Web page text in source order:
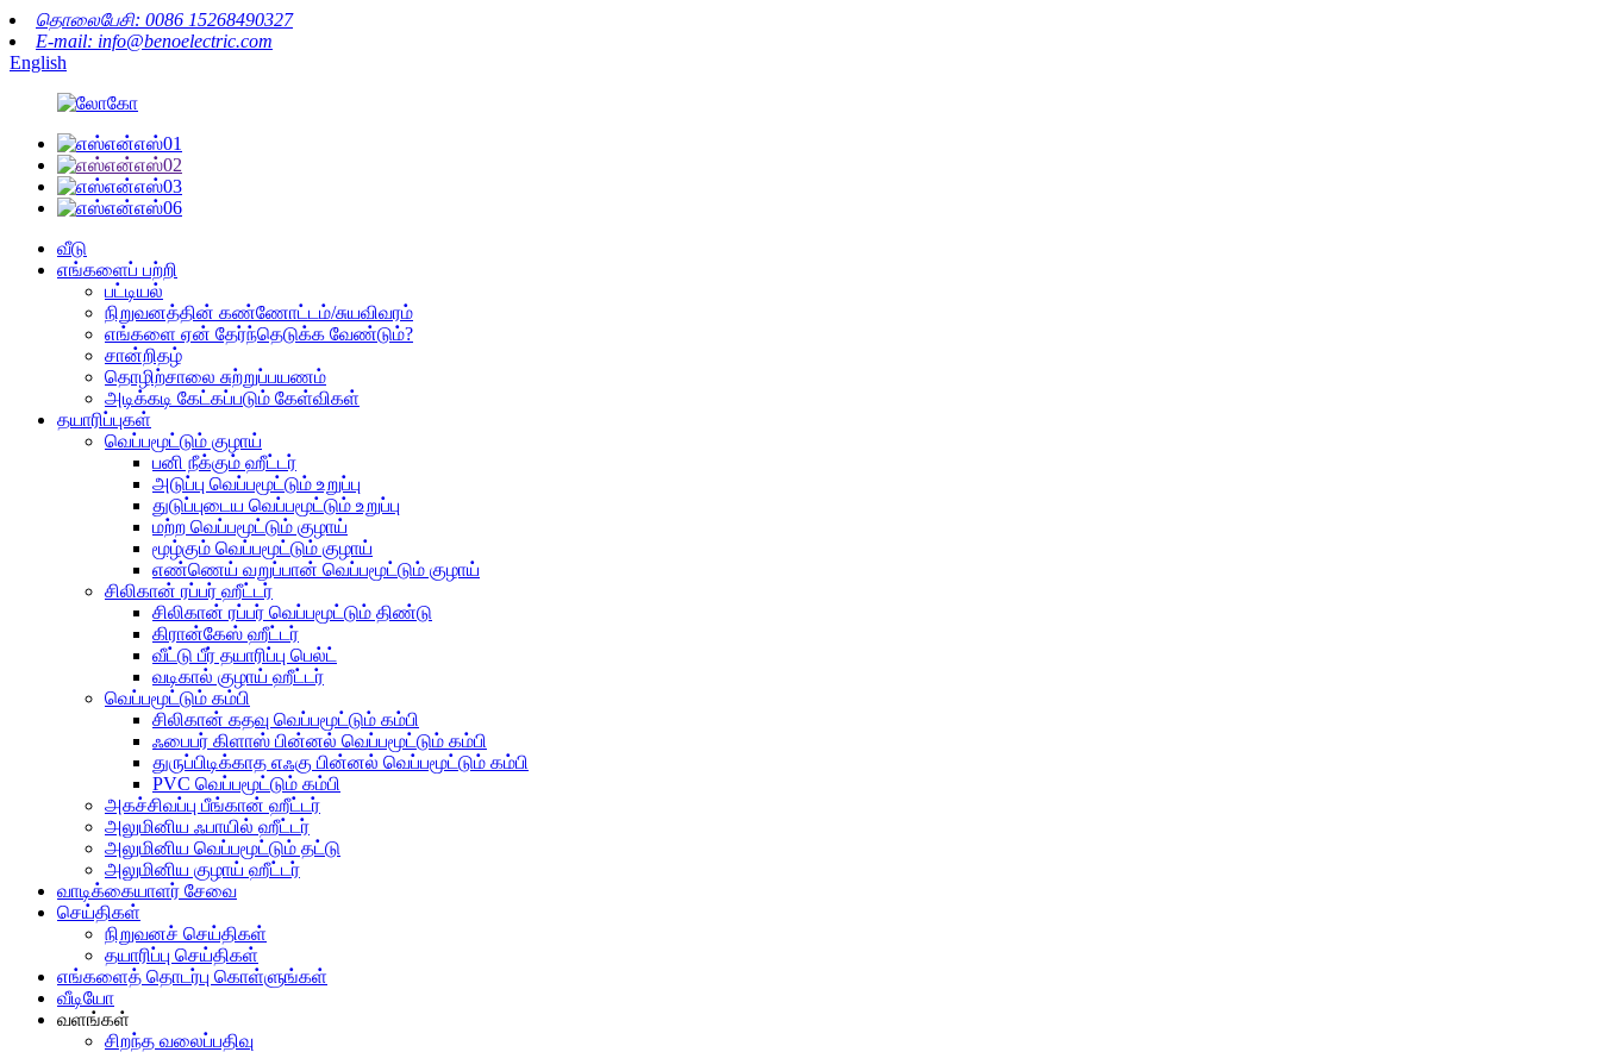
தொலைபேசி: 0086 15268490327
E-mail: info@benoelectric.com
English
வீடு
எங்களைப் பற்றி
பட்டியல்
நிறுவனத்தின் கண்ணோட்டம்/சுயவிவரம்
எங்களை ஏன் தேர்ந்தெடுக்க வேண்டும்?
சான்றிதழ்
தொழிற்சாலை சுற்றுப்பயணம்
அடிக்கடி கேட்கப்படும் கேள்விகள்
தயாரிப்புகள்
வெப்பமூட்டும் குழாய்
பனி நீக்கும் ஹீட்டர்
அடுப்பு வெப்பமூட்டும் உறுப்பு
துடுப்புடைய வெப்பமூட்டும் உறுப்பு
மற்ற வெப்பமூட்டும் குழாய்
மூழ்கும் வெப்பமூட்டும் குழாய்
எண்ணெய் வறுப்பான் வெப்பமூட்டும் குழாய்
சிலிகான் ரப்பர் ஹீட்டர்
சிலிகான் ரப்பர் வெப்பமூட்டும் திண்டு
கிரான்கேஸ் ஹீட்டர்
வீட்டு பீர் தயாரிப்பு பெல்ட்
வடிகால் குழாய் ஹீட்டர்
வெப்பமூட்டும் கம்பி
சிலிகான் கதவு வெப்பமூட்டும் கம்பி
ஃபைபர் கிளாஸ் பின்னல் வெப்பமூட்டும் கம்பி
துருப்பிடிக்காத எஃகு பின்னல் வெப்பமூட்டும் கம்பி
PVC வெப்பமூட்டும் கம்பி
அகச்சிவப்பு பீங்கான் ஹீட்டர்
அலுமினிய ஃபாயில் ஹீட்டர்
அலுமினிய வெப்பமூட்டும் தட்டு
அலுமினிய குழாய் ஹீட்டர்
வாடிக்கையாளர் சேவை
செய்திகள்
நிறுவனச் செய்திகள்
தயாரிப்பு செய்திகள்
எங்களைத் தொடர்பு கொள்ளுங்கள்
வீடியோ
வளங்கள்
சிறந்த வலைப்பதிவு